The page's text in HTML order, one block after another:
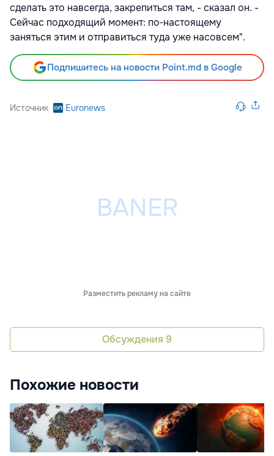
сделать это навсегда, закрепиться там, - сказал он. -
Сейчас подходящий момент: по‑настоящему
заняться этим и отправиться туда уже насовсем".
Подпишитесь на новости Point.md в Google
Источник Euronews
Разместить рекламу на сайте
Обсуждения 9
Похожие новости